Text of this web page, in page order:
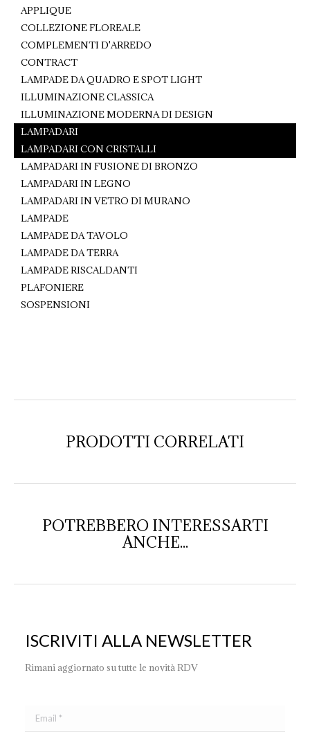
APPLIQUE
COLLEZIONE FLOREALE
COMPLEMENTI D'ARREDO
CONTRACT
LAMPADE DA QUADRO E SPOT LIGHT
ILLUMINAZIONE CLASSICA
ILLUMINAZIONE MODERNA DI DESIGN
LAMPADARI
LAMPADARI CON CRISTALLI
LAMPADARI IN FUSIONE DI BRONZO
LAMPADARI IN LEGNO
LAMPADARI IN VETRO DI MURANO
LAMPADE
LAMPADE DA TAVOLO
LAMPADE DA TERRA
LAMPADE RISCALDANTI
PLAFONIERE
SOSPENSIONI
PRODOTTI CORRELATI
POTREBBERO INTERESSARTI
ANCHE...
ISCRIVITI ALLA NEWSLETTER
Rimani aggiornato su tutte le novità RDV